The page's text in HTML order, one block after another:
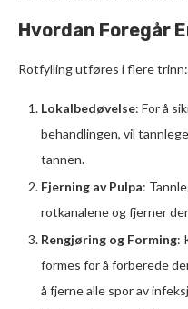
Hvordan Foregår
Rotfylling utføres i flere trinn:
Lokalbedøvelse: For å
behandlingen, vil
tannen.
Fjerning av Pulpa:
rotkanalene og fjerner
Rengjøring og Forming:
formes for å forberede
å fjerne alle spor av